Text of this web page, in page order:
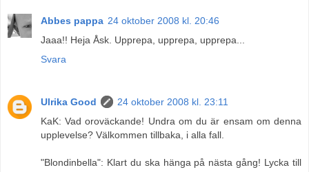
Abbes pappa 24 oktober 2008 kl. 20:46
Jaaa!! Heja Åsk. Upprepa, upprepa, upprepa...
Svara
Ulrika Good
24 oktober 2008 kl. 23:11
KaK: Vad oroväckande! Undra om du är ensam om denna
upplevelse? Välkommen tillbaka, i alla fall.
"Blondinbella": Klart du ska hänga på nästa gång! Lycka till